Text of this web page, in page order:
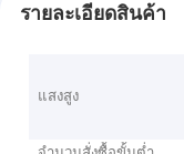
รายละเอียดสินค้า
แสงสูง